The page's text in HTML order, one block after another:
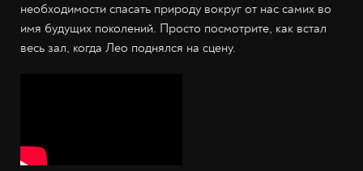
необходимости спасать природу вокруг от нас самих во
имя будущих поколений. Просто посмотрите, как встал
весь зал, когда Лео поднялся на сцену.